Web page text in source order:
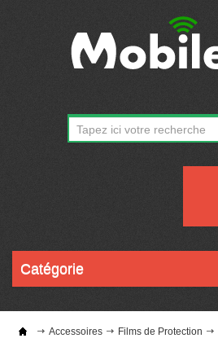
CONTACT MON
Catégorie
Accessoires Films de Protection